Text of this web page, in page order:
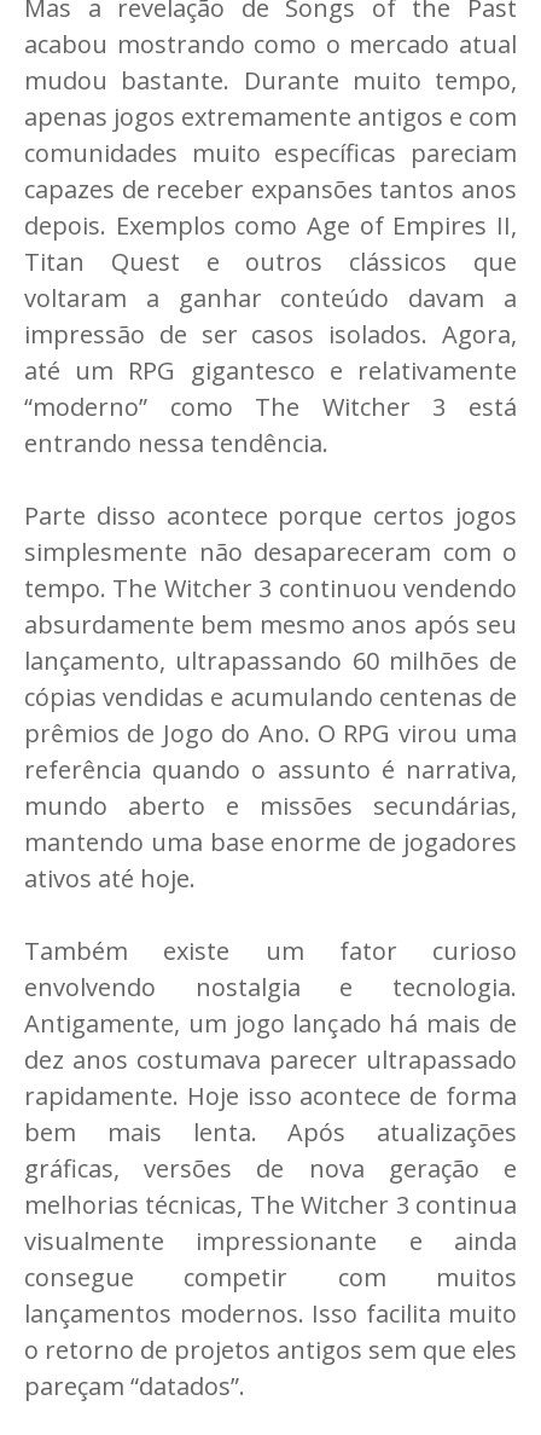
Mas a revelação de Songs of the Past
acabou mostrando como o mercado atual
mudou bastante. Durante muito tempo,
apenas jogos extremamente antigos e com
comunidades muito específicas pareciam
capazes de receber expansões tantos anos
depois. Exemplos como Age of Empires II,
Titan Quest e outros clássicos que
voltaram a ganhar conteúdo davam a
impressão de ser casos isolados. Agora,
até um RPG gigantesco e relativamente
“moderno” como The Witcher 3 está
entrando nessa tendência.
Parte disso acontece porque certos jogos
simplesmente não desapareceram com o
tempo. The Witcher 3 continuou vendendo
absurdamente bem mesmo anos após seu
lançamento, ultrapassando 60 milhões de
cópias vendidas e acumulando centenas de
prêmios de Jogo do Ano. O RPG virou uma
referência quando o assunto é narrativa,
mundo aberto e missões secundárias,
mantendo uma base enorme de jogadores
ativos até hoje.
Também existe um fator curioso
envolvendo nostalgia e tecnologia.
Antigamente, um jogo lançado há mais de
dez anos costumava parecer ultrapassado
rapidamente. Hoje isso acontece de forma
bem mais lenta. Após atualizações
gráficas, versões de nova geração e
melhorias técnicas, The Witcher 3 continua
visualmente impressionante e ainda
consegue competir com muitos
lançamentos modernos. Isso facilita muito
o retorno de projetos antigos sem que eles
pareçam “datados”.